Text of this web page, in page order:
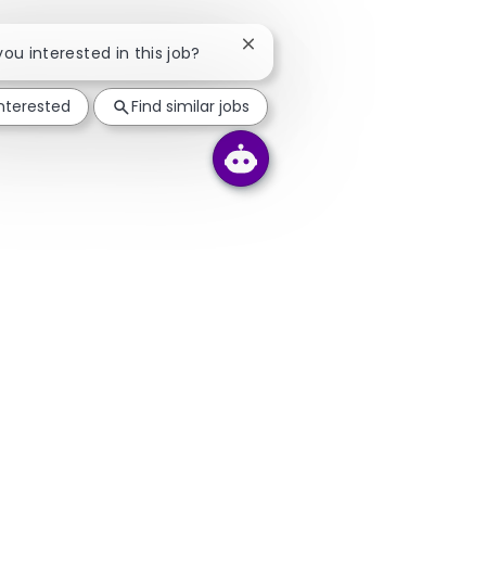
interested in this job? Close chatbot notification
Find similar jobs